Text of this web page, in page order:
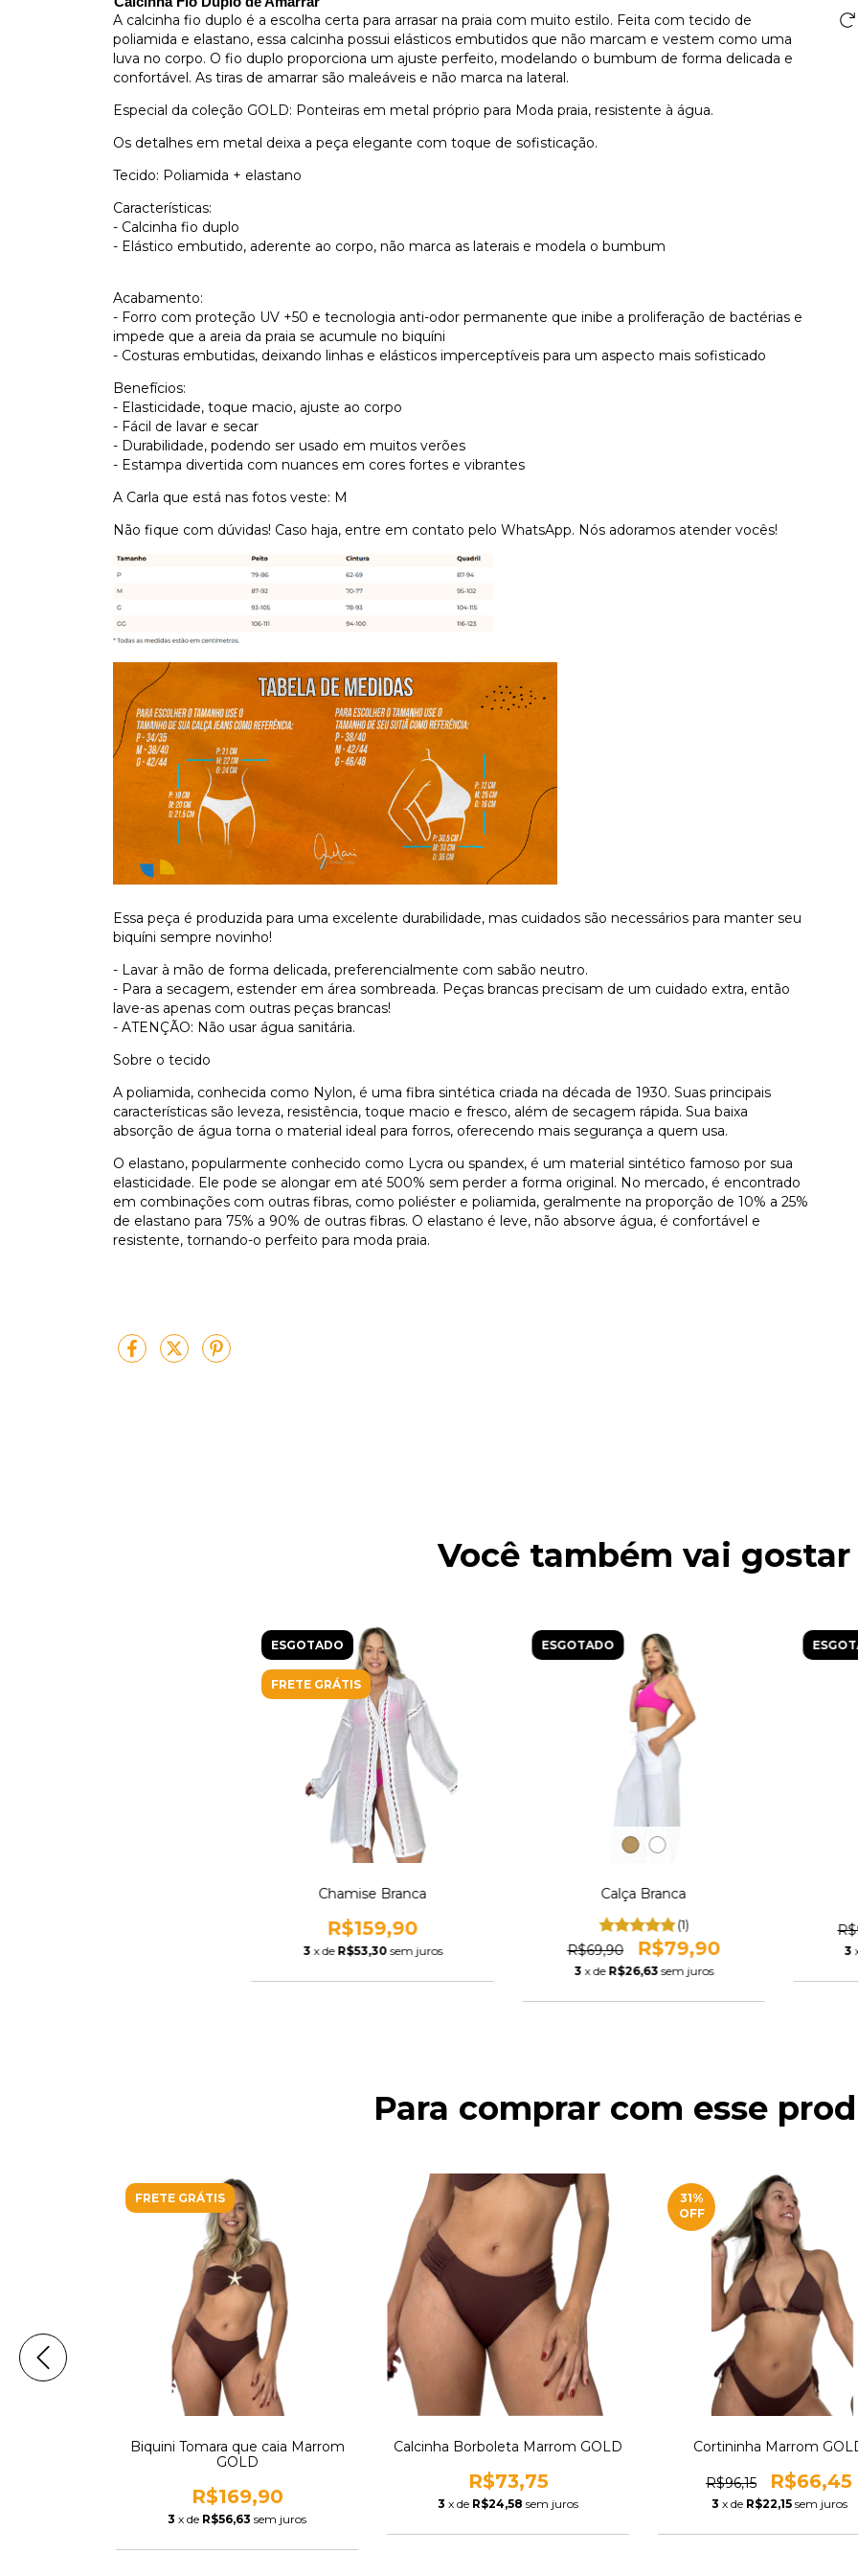
A calcinha fio duplo é a escolha certa para arrasar na praia com muito estilo. Feita com tecido de
poliamida e elastano, essa calcinha possui elásticos embutidos que não marcam e vestem como uma
luva no corpo. O fio duplo proporciona um ajuste perfeito, modelando o bumbum de forma delicada e
confortável. As tiras de amarrar são maleáveis e não marca na lateral.
Especial da coleção GOLD: Ponteiras em metal próprio para Moda praia, resistente à água.
Os detalhes em metal deixa a peça elegante com toque de sofisticação.
Tecido: Poliamida + elastano
Características:
- Calcinha fio duplo
- Elástico embutido, aderente ao corpo, não marca as laterais e modela o bumbum
Acabamento:
- Forro com proteção UV +50 e tecnologia anti-odor permanente que inibe a proliferação de bactérias e
impede que a areia da praia se acumule no biquíni
- Costuras embutidas, deixando linhas e elásticos imperceptíveis para um aspecto mais sofisticado
Benefícios:
- Elasticidade, toque macio, ajuste ao corpo
- Fácil de lavar e secar
- Durabilidade, podendo ser usado em muitos verões
- Estampa divertida com nuances em cores fortes e vibrantes
A Carla que está nas fotos veste: M
Não fique com dúvidas! Caso haja, entre em contato pelo WhatsApp. Nós adoramos atender vocês!
Essa peça é produzida para uma excelente durabilidade, mas cuidados são necessários para manter seu
biquíni sempre novinho!
- Lavar à mão de forma delicada, preferencialmente com sabão neutro.
- Para a secagem, estender em área sombreada. Peças brancas precisam de um cuidado extra, então
lave-as apenas com outras peças brancas!
- ATENÇÃO: Não usar água sanitária.
Sobre o tecido
A poliamida, conhecida como Nylon, é uma fibra sintética criada na década de 1930. Suas principais
características são leveza, resistência, toque macio e fresco, além de secagem rápida. Sua baixa
absorção de água torna o material ideal para forros, oferecendo mais segurança a quem usa.
O elastano, popularmente conhecido como Lycra ou spandex, é um material sintético famoso por sua
elasticidade. Ele pode se alongar em até 500% sem perder a forma original. No mercado, é encontrado
em combinações com outras fibras, como poliéster e poliamida, geralmente na proporção de 10% a 25%
de elastano para 75% a 90% de outras fibras. O elastano é leve, não absorve água, é confortável e
resistente, tornando-o perfeito para moda praia.
Você também vai gostar
ESGOTADO
FRETE GRÁTIS
Chamise Branca
R$159,90
3 x de R$53,30 sem juros
ESGOTADO
Calça Branca
(1)
R$69,90 R$79,90
3 x de R$26,63 sem juros
3
Para comprar com esse
FRETE GRÁTIS
Biquini Tomara que caia Marrom
GOLD
R$169,90
3 x de R$56,63 sem juros
Calcinha Borboleta Marrom GOLD
R$73,75
3 x de R$24,58 sem juros
31%
OFF
Cortininha Marrom
R$96,15 R$66,45
3 x de R$22,15 sem juros